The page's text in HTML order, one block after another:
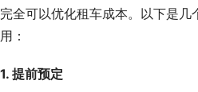
完全可以优化租车成本。以下是
用：
1. 提前预定